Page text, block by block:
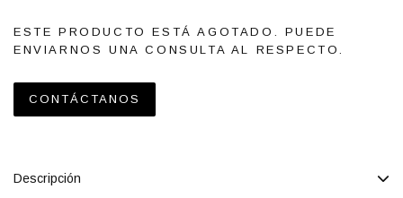
ESTE PRODUCTO ESTÁ AGOTADO. PUEDE
ENVIARNOS UNA CONSULTA AL RESPECTO.
CONTÁCTANOS
Descripción